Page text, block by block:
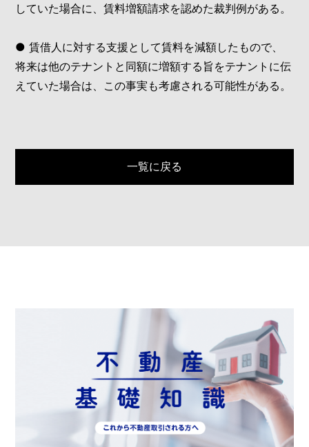
していた場合に、賃料増額請求を認めた裁判例がある。
● 賃借人に対する支援として賃料を減額したもので、
将来は他のテナントと同額に増額する旨をテナントに伝
えていた場合は、この事実も考慮される可能性がある。
一覧に戻る